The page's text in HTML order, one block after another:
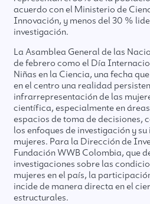
acuerdo con el Ministerio de
Innovación, y menos del 30 %
investigación.
La Asamblea General de las
de febrero como el Día
Niñas en la Ciencia, una fecha
en el centro una realidad
infrarrepresentación de las
científica, especialmente en
espacios de toma de decisiones,
los enfoques de investigación y
mujeres. Para la Dirección de
Fundación WWB Colombia, que
investigaciones sobre las
mujeres en el país, la
incide de manera directa en el
estructurales.